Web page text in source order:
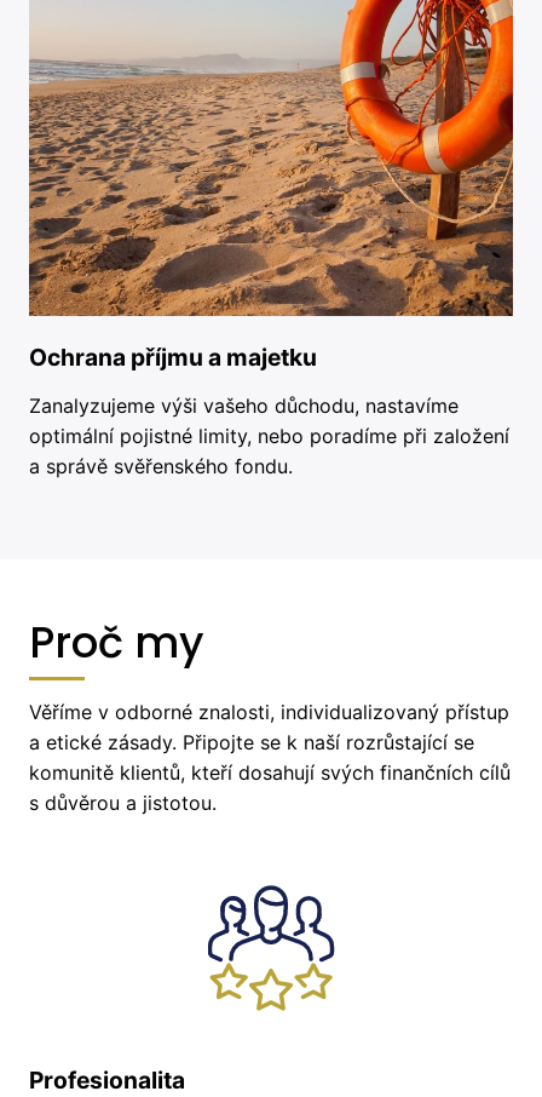
Ochrana příjmu a majetku
Zanalyzujeme výši vašeho důchodu, nastavíme
optimální pojistné limity, nebo poradíme při založení
a správě svěřenského fondu.
Proč my
Věříme v odborné znalosti, individualizovaný přístup
a etické zásady. Připojte se k naší rozrůstající se
komunitě klientů, kteří dosahují svých finančních cílů
s důvěrou a jistotou.
Profesionalita